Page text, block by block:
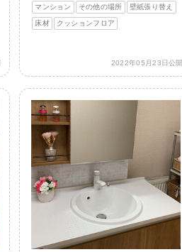
マンション その他の場所 壁紙張り替え
床材 クッションフロア
2022年05月23日公開